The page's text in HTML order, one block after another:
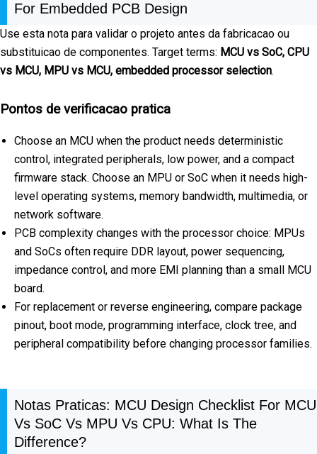
For Embedded PCB Design
Use esta nota para validar o projeto antes da fabricacao ou
substituicao de componentes. Target terms: MCU vs SoC, CPU
vs MCU, MPU vs MCU, embedded processor selection.
Pontos de verificacao pratica
Choose an MCU when the product needs deterministic
control, integrated peripherals, low power, and a compact
firmware stack. Choose an MPU or SoC when it needs high-
level operating systems, memory bandwidth, multimedia, or
network software.
PCB complexity changes with the processor choice: MPUs
and SoCs often require DDR layout, power sequencing,
impedance control, and more EMI planning than a small MCU
board.
For replacement or reverse engineering, compare package
pinout, boot mode, programming interface, clock tree, and
peripheral compatibility before changing processor families.
Notas Praticas: MCU Design Checklist For MCU
Vs SoC Vs MPU Vs CPU: What Is The
Difference?